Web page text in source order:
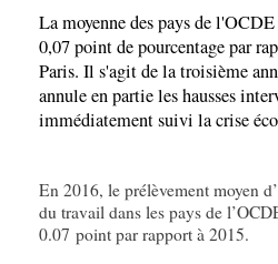
La moyenne des pays de
0,07 point de pourcentage par
Paris. Il s'agit de la troisième
annule en partie les hausses
immédiatement suivi la crise
En 2016, le prélèvement moyen
du travail dans les pays de
0.07 point par rapport à 2015.